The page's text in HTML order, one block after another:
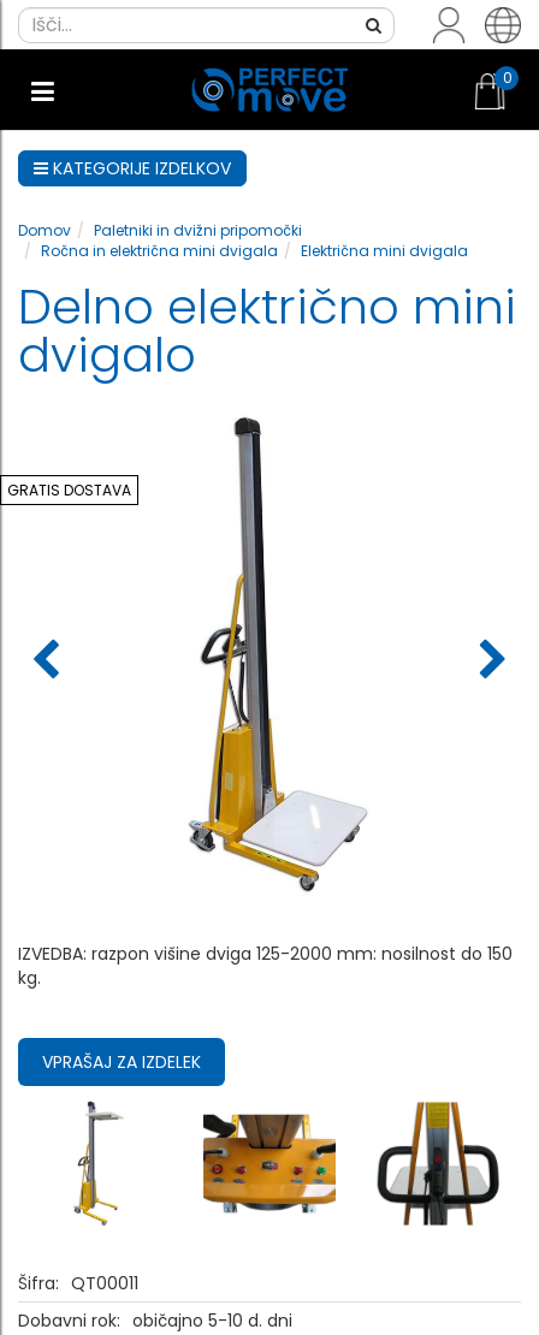
0
KATEGORIJE IZDELKOV
Domov
Paletniki in dvižni pripomočki
Ročna in električna mini dvigala
Električna mini dvigala
Delno električno mini
dvigalo
GRATIS DOSTAVA
IZVEDBA: razpon višine dviga 125-2000 mm: nosilnost do 150
kg.
VPRAŠAJ ZA IZDELEK
Šifra: QT00011
Dobavni rok: običajno 5-10 d. dni